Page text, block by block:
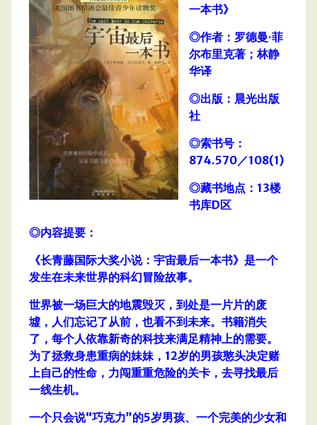
一本书》
◎作者：罗德曼·菲
尔布里克著；林静
华译
◎出版：晨光出版
社
◎索书号：
874.570／108(1)
◎藏书地点：13楼
书库D区
◎内容提要：
《长青藤国际大奖小说：宇宙最后一本书》是一个
发生在未来世界的科幻冒险故事。
世界被一场巨大的地震毁灭，到处是一片片的废
墟，人们忘记了从前，也看不到未来。书籍消失
了，每个人依靠新奇的科技来满足精神上的需要。
为了拯救身患重病的妹妹，12岁的男孩憨头决定赌
上自己的性命，力闯重重危险的关卡，去寻找最后
一线生机。
一个只会说“巧克力”的5岁男孩、一个完美的少女和